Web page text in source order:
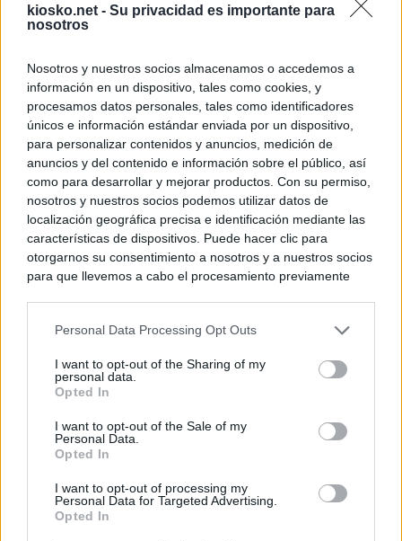
kiosko.net - Su privacidad es importante para
nosotros
Nosotros y nuestros socios almacenamos o accedemos a
información en un dispositivo, tales como cookies, y
procesamos datos personales, tales como identificadores
únicos e información estándar enviada por un dispositivo,
para personalizar contenidos y anuncios, medición de
anuncios y del contenido e información sobre el público, así
como para desarrollar y mejorar productos. Con su permiso,
nosotros y nuestros socios podemos utilizar datos de
localización geográfica precisa e identificación mediante las
características de dispositivos. Puede hacer clic para
otorgarnos su consentimiento a nosotros y a nuestros socios
para que llevemos a cabo el procesamiento previamente
negar su consentimiento. Tenga en cuenta que algún
de su consentimiento, pero usted tiene el derecho de
rechazar tal procesamiento. Sus preferencias se aplicarán
cualquier momento entrando de nuevo en este sitio web o
visitando nuestra política de privacidad.
Personal Data Processing Opt Outs
I want to opt-out of the Sharing of my
personal data.
Opted In
I want to opt-out of the Sale of my
Personal Data.
Opted In
I want to opt-out of processing my
Personal Data for Targeted Advertising.
Opted In